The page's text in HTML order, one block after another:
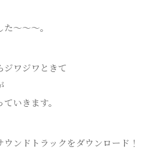
～～～。
ジワジワときて
いきます。
ンドトラックをダウンロード！